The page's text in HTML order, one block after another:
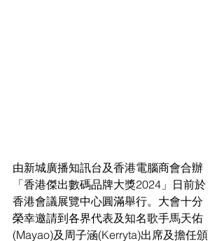
由新城廣播知訊台及香港電腦商會合辦
「香港傑出數碼品牌大獎2024」日前於
香港會議展覽中心圓滿舉行。大會十分
榮幸邀請到各界代表及知名歌手馬天佑
(Mayao)及周子涵(Kerryta)出席及擔任頒